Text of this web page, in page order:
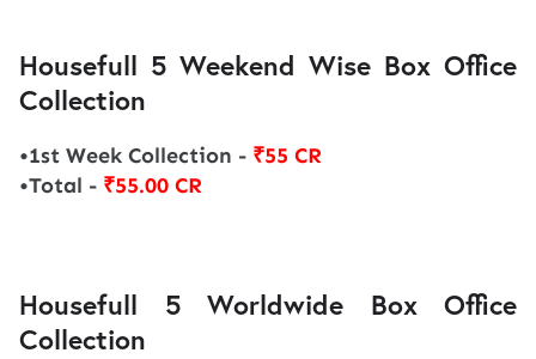
Housefull 5 Weekend Wise Box Office
Collection
•1st Week Collection - ₹55 CR
•Total - ₹55.00 CR
Housefull 5 Worldwide Box Office
Collection